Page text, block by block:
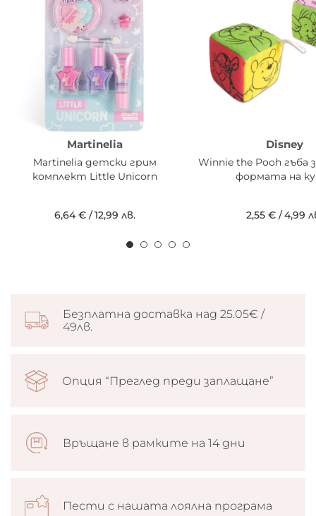
Martinelia
Martinelia детски грим
комплект Little Unicorn
6,64 €/12,99 лв.
Disney
Winnie the Pooh гъба
формата на
2,55 € /4,99
Безплатна доставка над 25.05€ /
49лв.
Опция “Преглед преди заплащане”
Връщане в рамките на 14 дни
Пести с нашата лоялна програма